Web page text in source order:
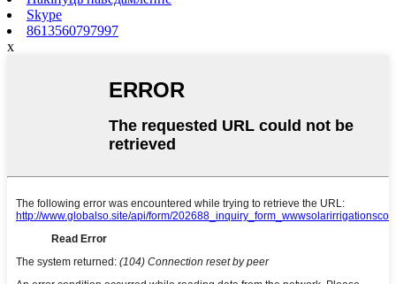
Skype
8613560797997
x